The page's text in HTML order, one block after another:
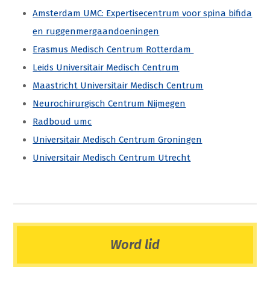
Amsterdam UMC: Expertisecentrum voor spina bifida
en ruggenmergaandoeningen
Erasmus Medisch Centrum Rotterdam
Leids Universitair Medisch Centrum
Maastricht Universitair Medisch Centrum
Neurochirurgisch Centrum Nijmegen
Radboud umc
Universitair Medisch Centrum Groningen
Universitair Medisch Centrum Utrecht
Word lid